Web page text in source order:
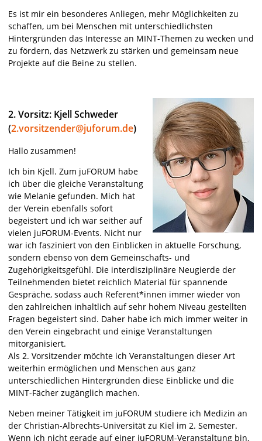
Es ist mir ein besonderes Anliegen, mehr Möglichkeiten zu
schaffen, um bei Menschen mit unterschiedlichsten
Hintergründen das Interesse an MINT-Themen zu wecken und
zu fördern, das Netzwerk zu stärken und gemeinsam neue
Projekte auf die Beine zu stellen.
2. Vorsitz: Kjell Schweder
(2.vorsitzender@juforum.de)
Hallo zusammen!
Ich bin Kjell. Zum juFORUM habe
ich über die gleiche Veranstaltung
wie Melanie gefunden. Mich hat
der Verein ebenfalls sofort
begeistert und ich war seither auf
vielen juFORUM-Events. Nicht nur
war ich fasziniert von den Einblicken in aktuelle Forschung,
sondern ebenso von dem Gemeinschafts- und
Zugehörigkeitsgefühl. Die interdisziplinäre Neugierde der
Teilnehmenden bietet reichlich Material für spannende
Gespräche, sodass auch Referent*innen immer wieder von
den zahlreichen inhaltlich auf sehr hohem Niveau gestellten
Fragen begeistert sind. Daher habe ich mich immer weiter in
den Verein eingebracht und einige Veranstaltungen
mitorganisiert.
Als 2. Vorsitzender möchte ich Veranstaltungen dieser Art
weiterhin ermöglichen und Menschen aus ganz
unterschiedlichen Hintergründen diese Einblicke und die
MINT-Fächer zugänglich machen.
Neben meiner Tätigkeit im juFORUM studiere ich Medizin an
der Christian-Albrechts-Universität zu Kiel im 2. Semester.
Wenn ich nicht gerade auf einer juFORUM-Veranstaltung bin,